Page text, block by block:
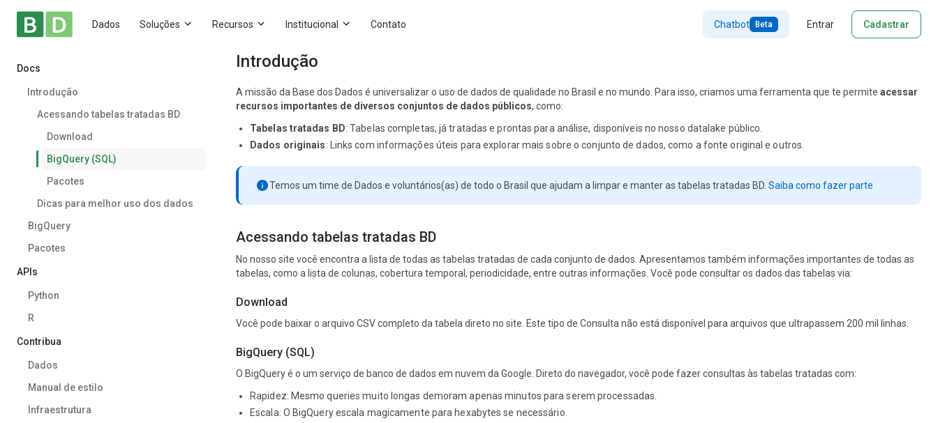
Dados Soluções Recursos Institucional Contato Chatbot Beta Entrar Cadastrar
Docs
Introdução
Acessando tabelas tratadas BD
Download
BigQuery (SQL)
Pacotes
Dicas para melhor uso dos dados
BigQuery
Pacotes
APIs
Python
R
Contribua
Dados
Manual de estilo
Infraestrutura
Introdução
A missão da Base dos Dados é universalizar o uso de dados de qualidade no Brasil e no mundo. Para isso, criamos uma ferramenta que te permite acessar
recursos importantes de diversos conjuntos de dados públicos, como:
Tabelas tratadas BD: Tabelas completas, já tratadas e prontas para análise, disponíveis no nosso datalake público.
Dados originais: Links com informações úteis para explorar mais sobre o conjunto de dados, como a fonte original e outros.
Temos um time de Dados e voluntários(as) de todo o Brasil que ajudam a limpar e manter as tabelas tratadas BD. Saiba como fazer parte
Acessando tabelas tratadas BD
No nosso site você encontra a lista de todas as tabelas tratadas de cada conjunto de dados. Apresentamos também informações importantes de todas as
tabelas, como a lista de colunas, cobertura temporal, periodicidade, entre outras informações. Você pode consultar os dados das tabelas via:
Download
Você pode baixar o arquivo CSV completo da tabela direto no site. Este tipo de Consulta não está disponível para arquivos que ultrapassem 200 mil linhas.
BigQuery (SQL)
O BigQuery é o um serviço de banco de dados em nuvem da Google. Direto do navegador, você pode fazer consultas às tabelas tratadas com:
Rapidez: Mesmo queries muito longas demoram apenas minutos para serem processadas.
Escala: O BigQuery escala magicamente para hexabytes se necessário.